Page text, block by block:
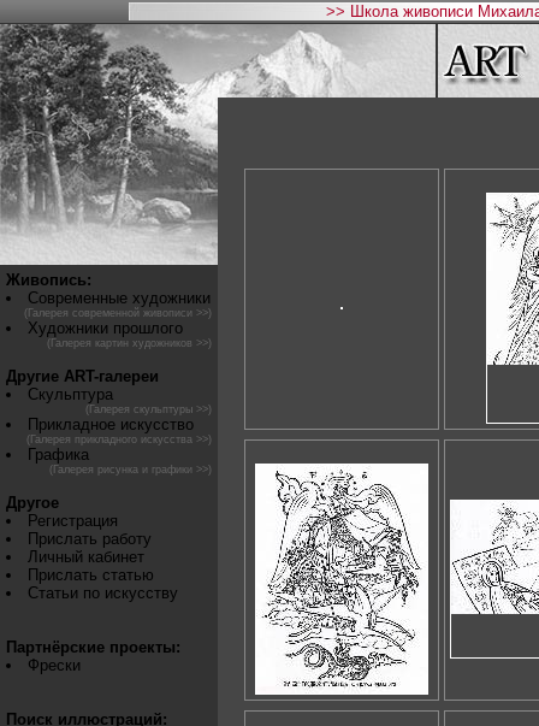
>> Школа живописи
Живопись:
Современные художники
(Галерея современной живописи >>)
Художники прошлого
(Галерея картин художников >>)
Другие ART-галереи
Скульптура
(Галерея скульптуры >>)
Прикладное искусство
(Галерея прикладного искусства >>)
Графика
(Галерея рисунка и графики >>)
Другое
Регистрация
Прислать работу
Личный кабинет
Прислать статью
Статьи по искусству
Партнёрские проекты:
Фрески
Поиск иллюстраций: